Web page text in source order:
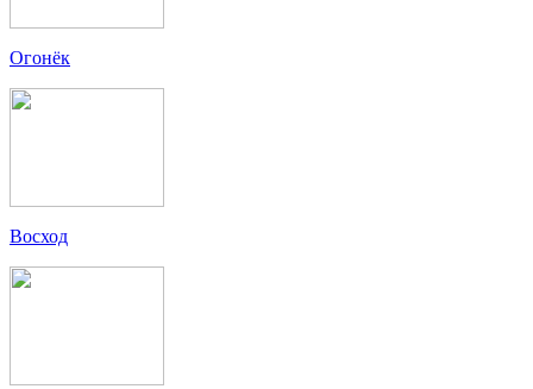
Огонёк
Восход